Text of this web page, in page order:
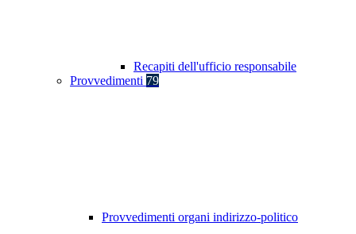
Recapiti dell'ufficio responsabile
Provvedimenti 79
Provvedimenti organi indirizzo-politico